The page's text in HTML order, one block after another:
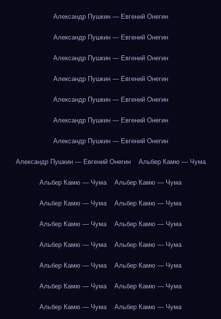
Александр Пушкин — Евгений Онегин
Александр Пушкин — Евгений Онегин
Александр Пушкин — Евгений Онегин
Александр Пушкин — Евгений Онегин
Александр Пушкин — Евгений Онегин
Александр Пушкин — Евгений Онегин
Александр Пушкин — Евгений Онегин
Александр Пушкин — Евгений Онегин Альбер Камю — Чума
Альбер Камю — Чума Альбер Камю — Чума
Альбер Камю — Чума Альбер Камю — Чума
Альбер Камю — Чума Альбер Камю — Чума
Альбер Камю — Чума Альбер Камю — Чума
Альбер Камю — Чума Альбер Камю — Чума
Альбер Камю — Чума Альбер Камю — Чума
Альбер Камю — Чума Альбер Камю — Чума